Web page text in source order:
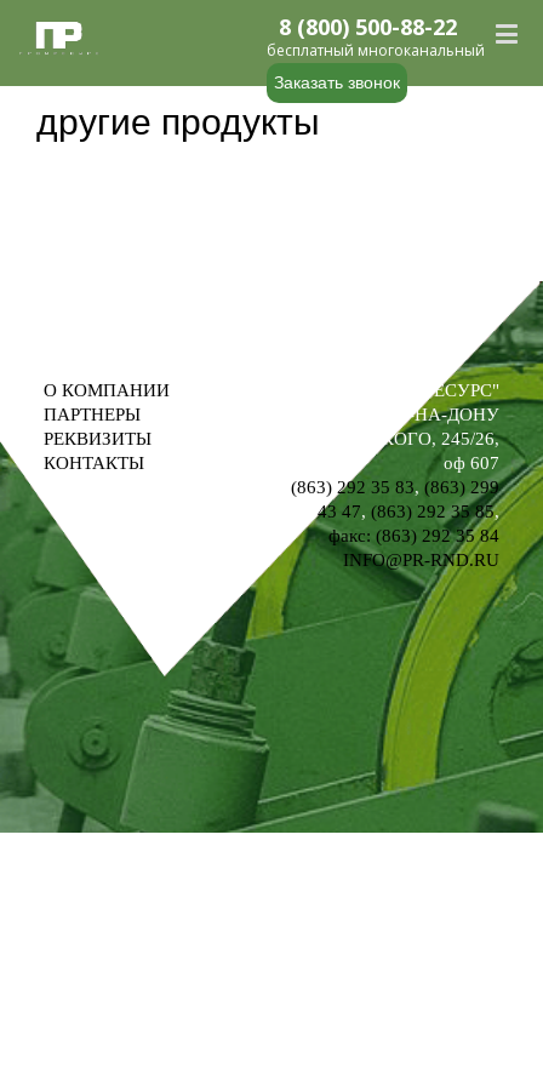
Заказать звонок
8 (800) 500-88-22
бесплатный многоканальный
другие продукты
О КОМПАНИИ
ПАРТНЕРЫ
РЕКВИЗИТЫ
КОНТАКТЫ
ООО "ПРОМРЕСУРС"
РОСТОВ-НА-ДОНУ
УЛ. М. ГОРЬКОГО, 245/26,
оф 607
(863) 292 35 83,(863) 299
43 47,(863) 292 35 85,
факс: (863) 292 35 84
INFO@PR-RND.RU